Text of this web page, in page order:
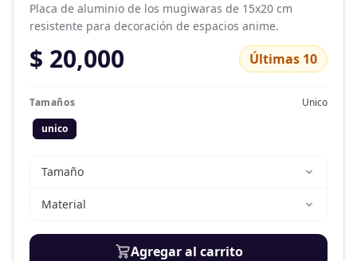
Placa de aluminio de los mugiwaras de 15x20 cm
resistente para decoración de espacios anime.
$ 20,000 Últimas 10
Tamaños
Unico
unico
Tamaño
Material
Agregar al carrito